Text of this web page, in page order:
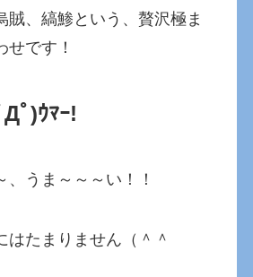
賊、縞鯵という、贅沢極ま
せです！
ﾟ)ｳﾏｰ!
、うま～～～い！！
はたまりません（＾＾